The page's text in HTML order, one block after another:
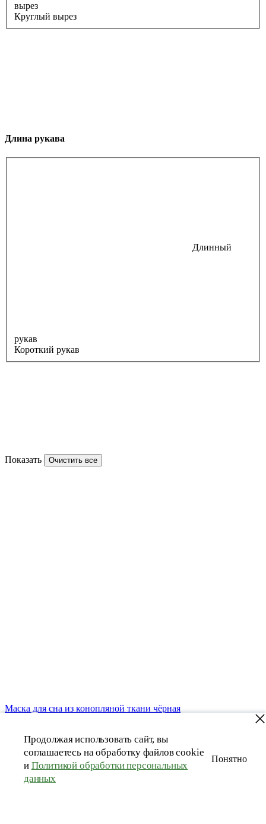
вырез
Круглый вырез
Длина рукава
Длинный
рукав
Короткий рукав
Показать Очистить все
Маска для сна из конопляной ткани чёрная
Продолжая использовать сайт, вы
соглашаетесь на обработку файлов cookie
и Политикой обработки персональных
данных
Понятно